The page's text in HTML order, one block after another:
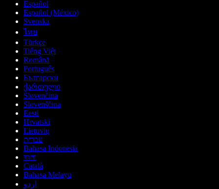
Español
Español (México)
Svenska
ไทย
Türkçe
Tiếng Việt
Română
Português
Български
ქართული
Slovenčina
Slovenščina
Eesti
Hrvatski
Lietuvių
עברית
Bahasa Indonesia
বাংলা
Català
Bahasa Melayu
اردو